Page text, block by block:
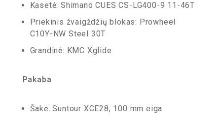
Kasetė: Shimano CUES CS-LG400-9 11-46T
Priekinis žvaigždžių blokas: Prowheel
C10Y-NW Steel 30T
Grandinė: KMC Xglide
Pakaba
Šakė: Suntour XCE28, 100 mm eiga